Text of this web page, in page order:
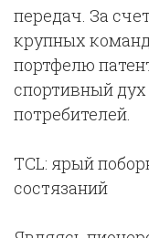
передач. За
крупных
портфелю
спортивный
потребителей.
TCL: ярый
состязаний